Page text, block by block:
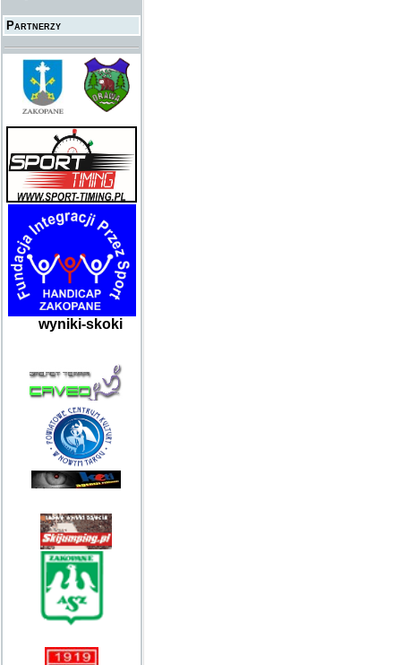
Partnerzy
wyniki-skoki